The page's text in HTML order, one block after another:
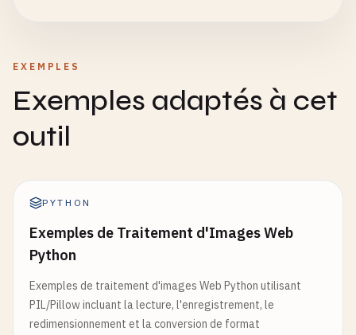
EXEMPLES
Exemples adaptés à cet
outil
PYTHON
Exemples de Traitement d'Images Web
Python
Exemples de traitement d'images Web Python utilisant
PIL/Pillow incluant la lecture, l'enregistrement, le
redimensionnement et la conversion de format